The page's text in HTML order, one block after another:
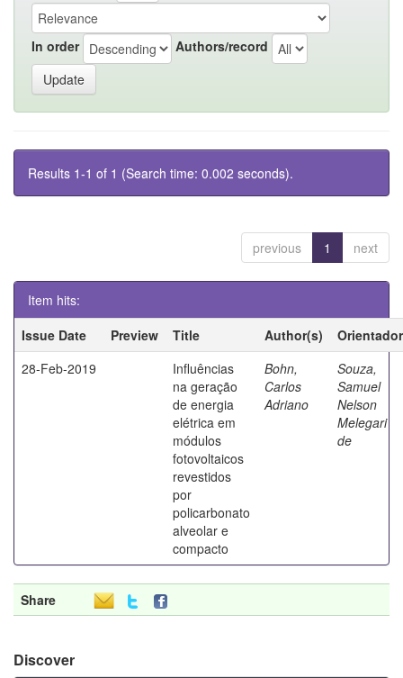
In order Authors/record
Results 1-1 of 1 (Search time: 0.002 seconds).
previous 1 next
Item hits:
Issue Date
Preview Title Author(s)
Orientador
28-Feb-2019
Influências
na geração
de energia
elétrica em
módulos
fotovoltaicos
revestidos
por
policarbonato
alveolar e
compacto
Bohn,
Carlos
Adriano
Souza,
Samuel
Nelson
Melegari
de
Share
Discover